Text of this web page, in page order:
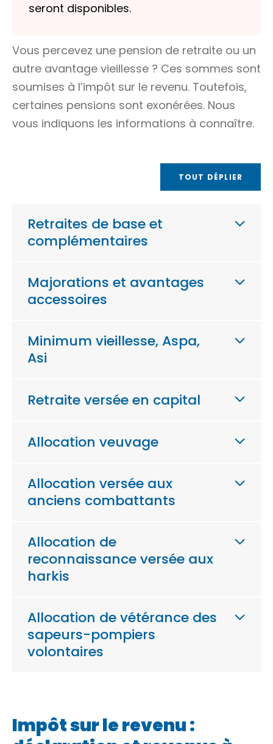
seront disponibles.
Vous percevez une pension de retraite ou un
autre avantage vieillesse ? Ces sommes sont
soumises à l’impôt sur le revenu. Toutefois,
certaines pensions sont exonérées. Nous
vous indiquons les informations à connaître.
TOUT DÉPLIER
Retraites de base et
complémentaires
Majorations et avantages
accessoires
Minimum vieillesse, Aspa,
Asi
Retraite versée en capital
Allocation veuvage
Allocation versée aux
anciens combattants
Allocation de
reconnaissance versée aux
harkis
Allocation de vétérance des
sapeurs-pompiers
volontaires
Impôt sur le revenu :